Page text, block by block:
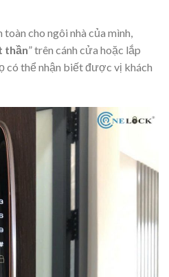
cho ngôi nhà của mình,
thần” trên cánh cửa hoặc lắp
có thể nhận biết được vị khách